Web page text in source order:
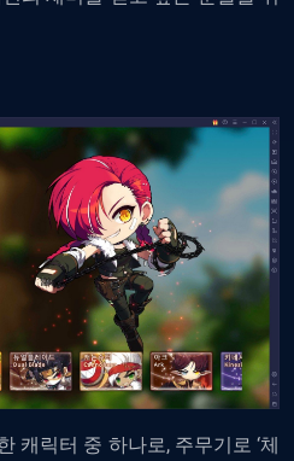
캐릭터 중 하나로, 주무기로 ‘체